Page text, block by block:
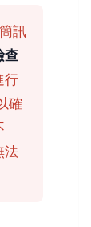
訊
查
行
確
法